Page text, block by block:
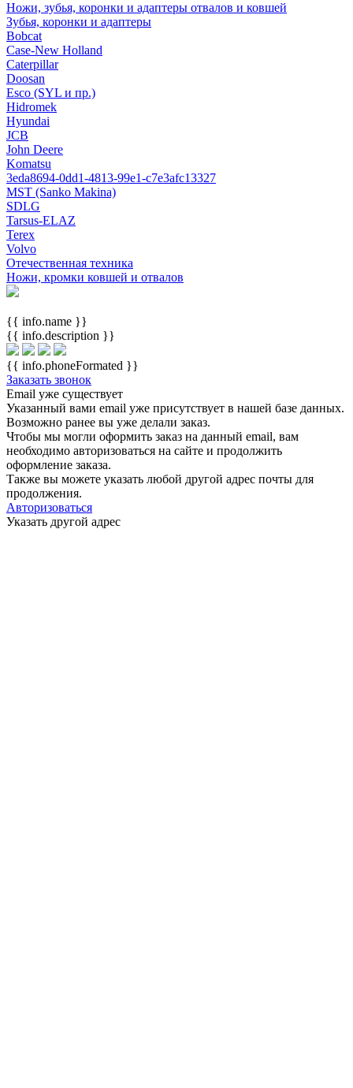
Ножи, зубья, коронки и адаптеры отвалов и ковшей
Зубья, коронки и адаптеры
Bobcat
Case-New Holland
Caterpillar
Doosan
Esco (SYL и пр.)
Hidromek
Hyundai
JCB
John Deere
Komatsu
3eda8694-0dd1-4813-99e1-c7e3afc13327
MST (Sanko Makina)
SDLG
Tarsus-ELAZ
Terex
Volvo
Отечественная техника
Ножи, кромки ковшей и отвалов
{{ info.name }}
{{ info.description }}
{{ info.phoneFormated }}
Заказать звонок
Email уже существует
Указанный вами email уже присутствует в нашей базе данных.
Возможно ранее вы уже делали заказ.
Чтобы мы могли оформить заказ на данный email, вам
необходимо авторизоваться на сайте и продолжить
оформление заказа.
Также вы можете указать любой другой адрес почты для
продолжения.
Авторизоваться
Указать другой адрес